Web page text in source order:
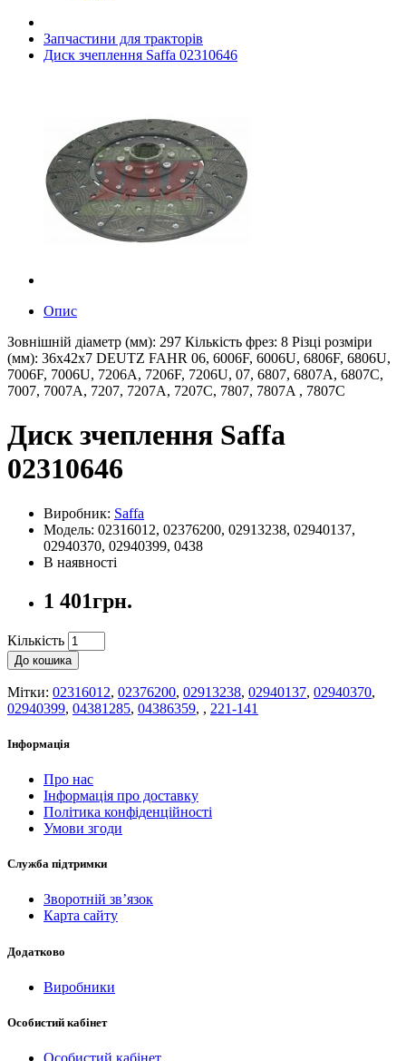
Запчастини для тракторів
Диск зчеплення Saffa 02310646
Опис
Зовнішній діаметр (мм): 297 Кількість фрез: 8 Різці розміри
(мм): 36x42x7 DEUTZ FAHR 06, 6006F, 6006U, 6806F, 6806U,
7006F, 7006U, 7206A, 7206F, 7206U, 07, 6807, 6807A, 6807C,
7007, 7007A, 7207, 7207A, 7207C, 7807, 7807A , 7807C
Диск зчеплення Saffa
02310646
Виробник: Saffa
Модель: 02316012, 02376200, 02913238, 02940137,
02940370, 02940399, 0438
В наявності
1 401грн.
Кількість
До кошика
Мітки: 02316012, 02376200, 02913238, 02940137, 02940370,
02940399, 04381285, 04386359, , 221-141
Інформація
Про нас
Інформація про доставку
Політика конфіденційності
Умови згоди
Служба підтримки
Зворотній зв’язок
Карта сайту
Додатково
Виробники
Особистий кабінет
Особистий кабінет